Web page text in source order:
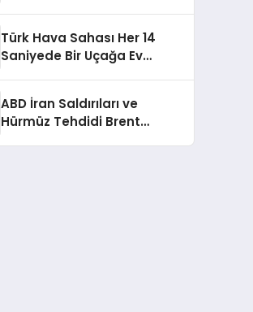
Sırada
Türk Hava Sahası Her 14
Saniyede Bir Uçağa Ev
ABD İran Saldırıları ve
Hürmüz Tehdidi Brent